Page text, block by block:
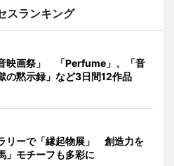
スランキング
映画祭」 「Perfume」、「音
の黙示録」など3日間12作品
リーで「縁起物展」 創造力を
」モチーフも多彩に